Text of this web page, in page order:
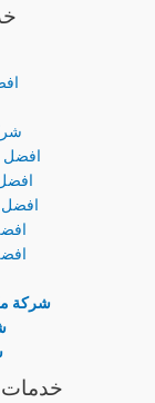
افضل
شركة
خدمات